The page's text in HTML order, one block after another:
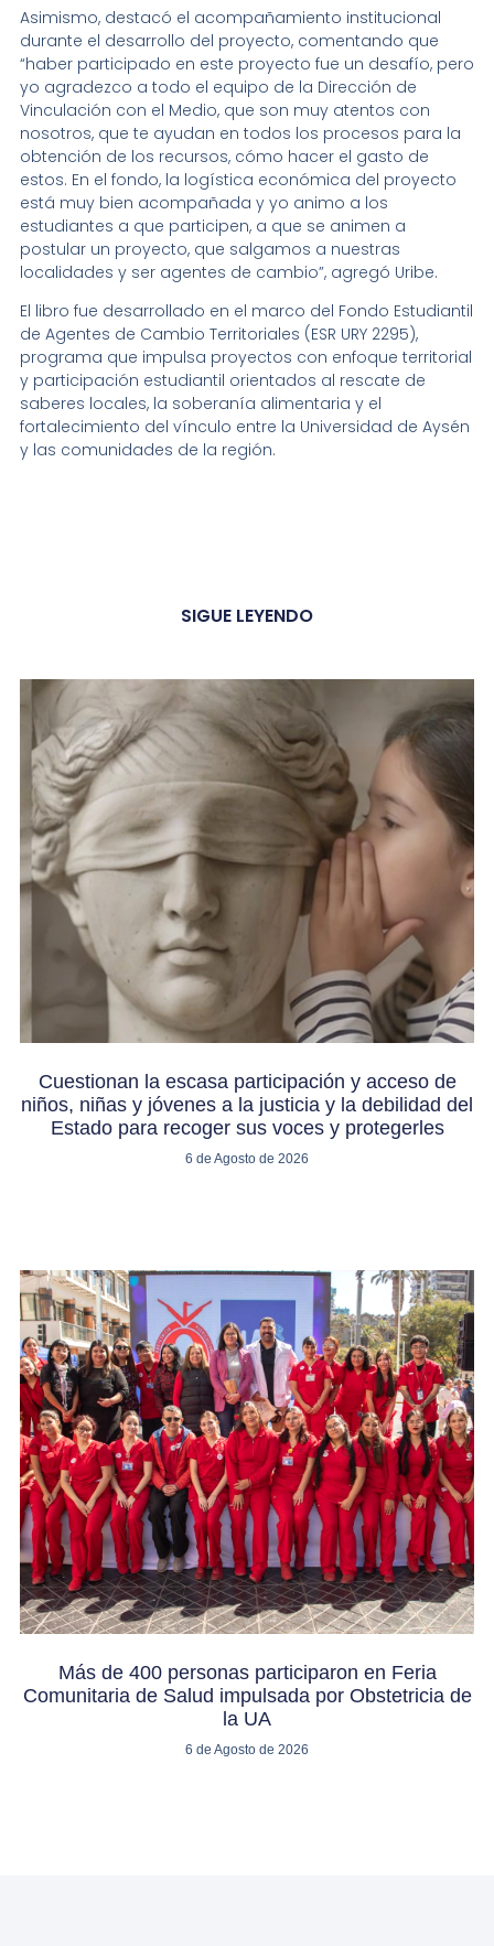
Asimismo, destacó el acompañamiento institucional
durante el desarrollo del proyecto, comentando que
“haber participado en este proyecto fue un desafío, pero
yo agradezco a todo el equipo de la Dirección de
Vinculación con el Medio, que son muy atentos con
nosotros, que te ayudan en todos los procesos para la
obtención de los recursos, cómo hacer el gasto de
estos. En el fondo, la logística económica del proyecto
está muy bien acompañada y yo animo a los
estudiantes a que participen, a que se animen a
postular un proyecto, que salgamos a nuestras
localidades y ser agentes de cambio”, agregó Uribe.
El libro fue desarrollado en el marco del Fondo Estudiantil
de Agentes de Cambio Territoriales (ESR URY 2295),
programa que impulsa proyectos con enfoque territorial
y participación estudiantil orientados al rescate de
saberes locales, la soberanía alimentaria y el
fortalecimiento del vínculo entre la Universidad de Aysén
y las comunidades de la región.
SIGUE LEYENDO
Cuestionan la escasa participación y acceso de
niños, niñas y jóvenes a la justicia y la debilidad del
Estado para recoger sus voces y protegerles
6 de Agosto de 2026
Más de 400 personas participaron en Feria
Comunitaria de Salud impulsada por Obstetricia de
la UA
6 de Agosto de 2026